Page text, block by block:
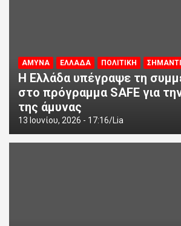
ΑΜΥΝΑ ΕΛΛΑΔΑ ΠΟΛΙΤΙΚΗ
Η Ελλάδα υπέγραψε τη
στο πρόγραμμα SAFE για
της άμυνας
13 Ιουνίου, 2026 - 17:16 Lia